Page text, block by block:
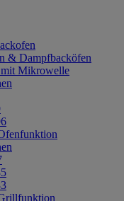
& Dampfbacköfen
Mikrowelle